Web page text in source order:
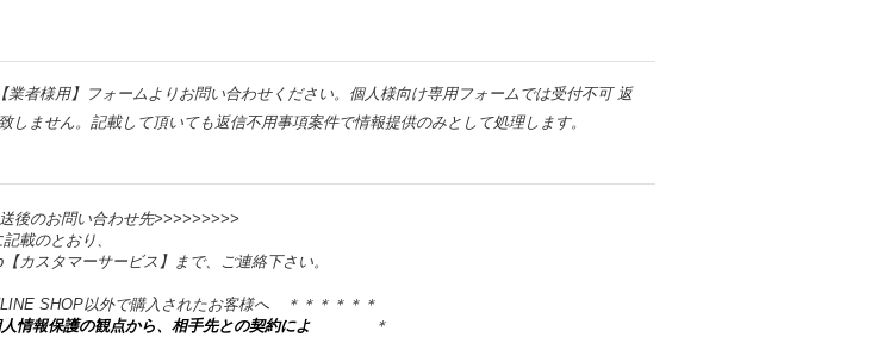
業者様用】フォームよりお問い合わせください。個人様向け専用フォームでは受付不可 返
しません。記載して頂いても返信不用事項案件で情報提供のみとして処理します。
後のお問い合わせ先>>>>>>>>>
載のとおり、
カスタマーサービス】まで、ご連絡下さい。
SHOP以外で購入されたお客様へ ＊＊＊＊＊＊
情報保護の観点から、相手先との契約によ ＊